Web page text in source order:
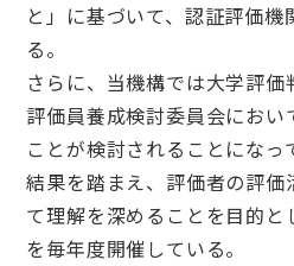
と」に基づいて、認証評価
る。
さらに、当機構では大学評
評価員養成検討委員会にお
ことが検討されることにな
結果を踏まえ、評価者の評
て理解を深めることを目的と
を毎年度開催している。